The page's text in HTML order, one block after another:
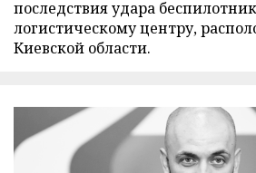
последствия удара
логистическому центру,
Киевской области.